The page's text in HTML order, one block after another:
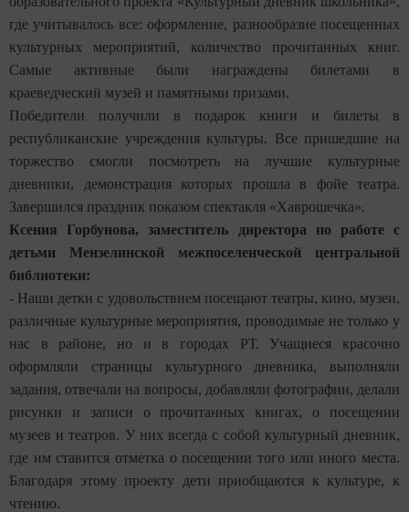
где учитывалось все: оформление, разнообразие посещенных
культурных мероприятий, количество прочитанных книг.
Самые активные были награждены билетами в
краеведческий музей и памятными призами.
Победители получили в подарок книги и билеты в
республиканские учреждения культуры. Все пришедшие на
торжество смогли посмотреть на лучшие культурные
дневники, демонстрация которых прошла в фойе театра.
Завершился праздник показом спектакля «Хаврошечка».
Ксения Горбунова, заместитель директора по работе с
детьми Мензелинской межпоселенческой центральной
библиотеки:
- Наши детки с удовольствием посещают театры, кино, музеи,
различные культурные мероприятия, проводимые не только у
нас в районе, но и в городах РТ. Учащиеся красочно
оформляли страницы культурного дневника, выполняли
задания, отвечали на вопросы, добавляли фотографии, делали
рисунки и записи о прочитанных книгах, о посещении
музеев и театров. У них всегда с собой культурный дневник,
где им ставится отметка о посещении того или иного места.
Благодаря этому проекту дети приобщаются к культуре, к
чтению.